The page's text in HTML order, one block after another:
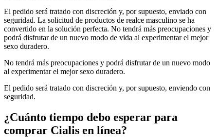
El pedido será tratado con discreción y, por supuesto, enviado con
seguridad. La solicitud de productos de realce masculino se ha
convertido en la solución perfecta. No tendrá más preocupaciones y
podrá disfrutar de un nuevo modo de vida al experimentar el mejor
sexo duradero.
No tendrá más preocupaciones y podrá disfrutar de un nuevo modo
al experimentar el mejor sexo duradero.
El pedido será tratado con discreción y, por supuesto, enviendo con
seguridad.
¿Cuánto tiempo debo esperar para
comprar Cialis en línea?